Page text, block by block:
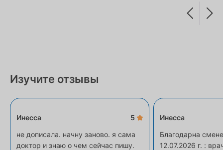
Изучите отзывы
Инесса
5
не дописала. начну заново. я сама
доктор и знаю о чем сейчас пишу.
Инесса
Благодарна
12.07.2026 г. :